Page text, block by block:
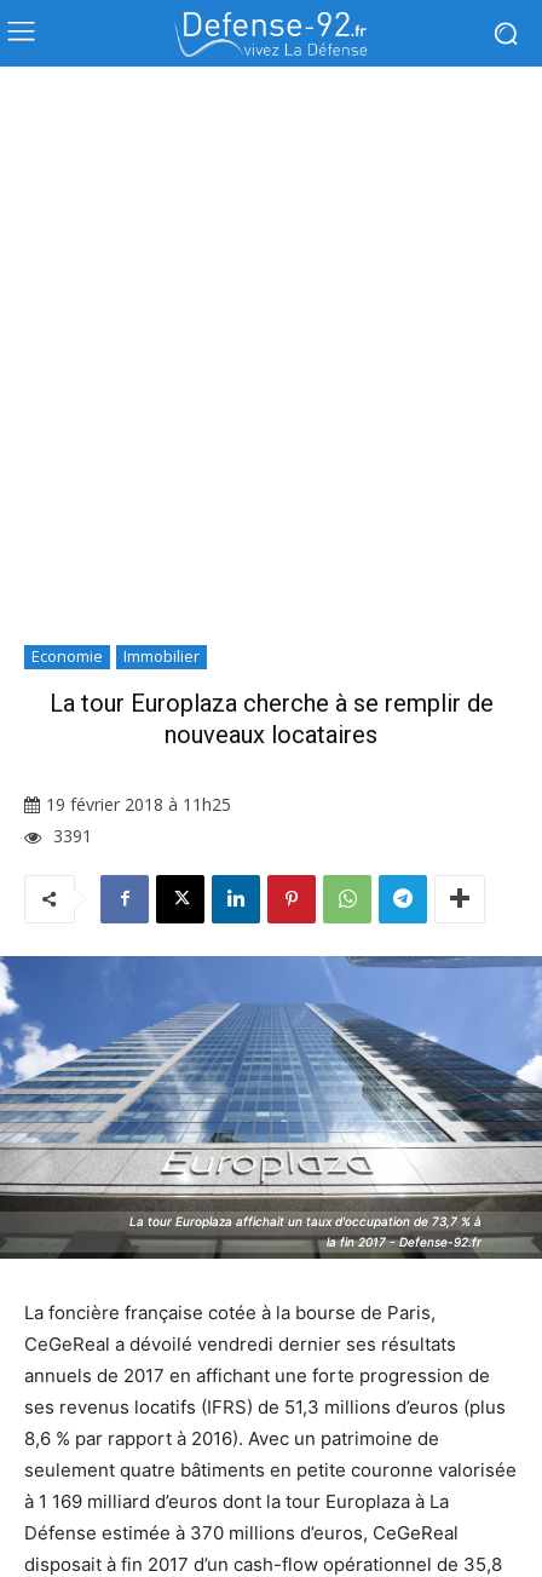
Economie Immobilier
La tour Europlaza cherche à se remplir de
nouveaux locataires
19 février 2018 à 11h25
3391
La tour Europlaza affichait un taux d'occupation de 73,7 % à
la fin 2017 - Defense-92.fr
La tour Europlaza affichait un taux d'occupation de 73,7 % à
la fin 2017 - Defense-92.fr
La foncière française cotée à la bourse de Paris,
CeGeReal a dévoilé vendredi dernier ses résultats
annuels de 2017 en affichant une forte progression de
ses revenus locatifs (IFRS) de 51,3 millions d’euros (plus
8,6 % par rapport à 2016). Avec un patrimoine de
seulement quatre bâtiments en petite couronne valorisée
à 1 169 milliard d’euros dont la tour Europlaza à La
Défense estimée à 370 millions d’euros, CeGeReal
disposait à fin 2017 d’un cash-flow opérationnel de 35,8